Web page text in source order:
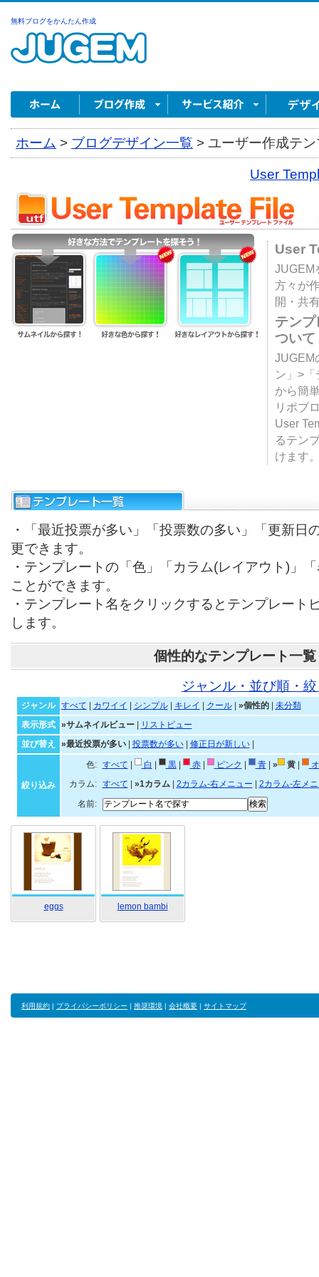
無料ブログをかんたん作成
ホーム > ブログデザイン一覧 > ユーザー作成テ
User
User
JUGEM
方々が
開・共
テン
ついて
JUGEM
ン」>
から簡
リポブ
User
るテン
けます
・「最近投票が多い」「投票数の多い」「更新日
更できます。
・テンプレートの「色」「カラム(レイアウト)」
ことができます。
・テンプレート名をクリックするとテンプレート
します。
個性的なテンプレート一覧
ジャンル・並び順・
ジャンル すべて カワイイ シンプル| キレイ クール| »個性的| 未分類
表示形式
»サムネイルビュー|
リストビュー
並び替え
»最近投票が多い| 投票数が多い| 修正日が新しい|
絞り込み
色: すべて 白 黒| 赤| ピンク 青| » 黄|
カラム:
すべて »1カラム| 2カラム-右メニュー
2カラム-左メ
名前:
eggs lemon bambi
利用規約 | プライバシーポリシー | 推奨環境 | 会社概要 | サイトマップ